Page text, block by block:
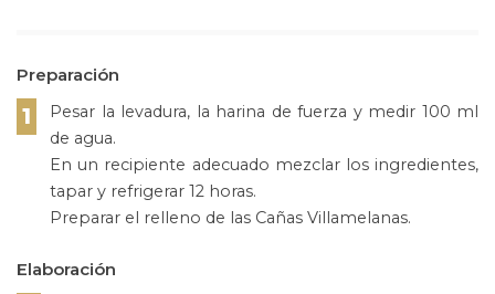
Preparación
1
Pesar la levadura, la harina de fuerza y medir 100 ml
de agua.
En un recipiente adecuado mezclar los ingredientes,
tapar y refrigerar 12 horas.
Preparar el relleno de las Cañas Villamelanas.
Elaboración